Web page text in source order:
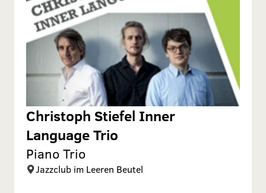
Christoph Stiefel Inner
Language Trio
Piano Trio
Jazzclub im Leeren Beutel